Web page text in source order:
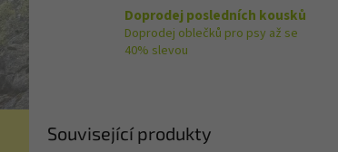
Doprodej posledních kousků
Doprodej oblečků pro psy až se
40% slevou
Související produkty